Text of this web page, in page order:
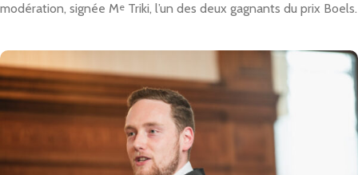
modération, signée Me Triki, l’un des deux gagnants du prix Boels.